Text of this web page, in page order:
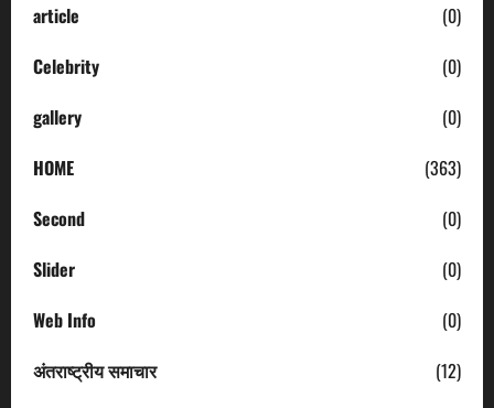
article
(0)
Celebrity
(0)
gallery
(0)
HOME
(363)
Second
(0)
Slider
(0)
Web Info
(0)
अंतराष्ट्रीय समाचार
(12)